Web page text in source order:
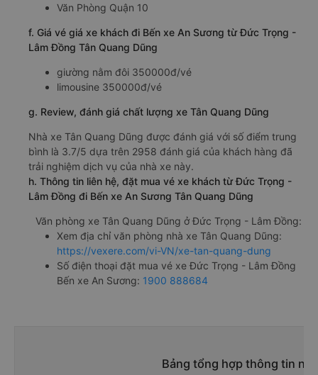
Văn Phòng Quận 10
f. Giá vé giá xe khách đi Bến xe An Sương từ Đức Trọng -
Lâm Đồng Tân Quang Dũng
giường nằm đôi 350000đ/vé
limousine 350000đ/vé
g. Review, đánh giá chất lượng xe Tân Quang Dũng
Nhà xe Tân Quang Dũng được đánh giá với số điểm trung
bình là 3.7/5 dựa trên 2958 đánh giá của khách hàng đã
trải nghiệm dịch vụ của nhà xe này.
h. Thông tin liên hệ, đặt mua vé xe khách từ Đức Trọng -
Lâm Đồng đi Bến xe An Sương Tân Quang Dũng
Văn phòng xe Tân Quang Dũng ở Đức Trọng - Lâm Đồng:
Xem địa chỉ văn phòng nhà xe Tân Quang Dũng:
https://vexere.com/vi-VN/xe-tan-quang-dung
Số điện thoại đặt mua vé xe Đức Trọng - Lâm Đồng
Bến xe An Sương: 1900 888684
Bảng tổng hợp thông tin